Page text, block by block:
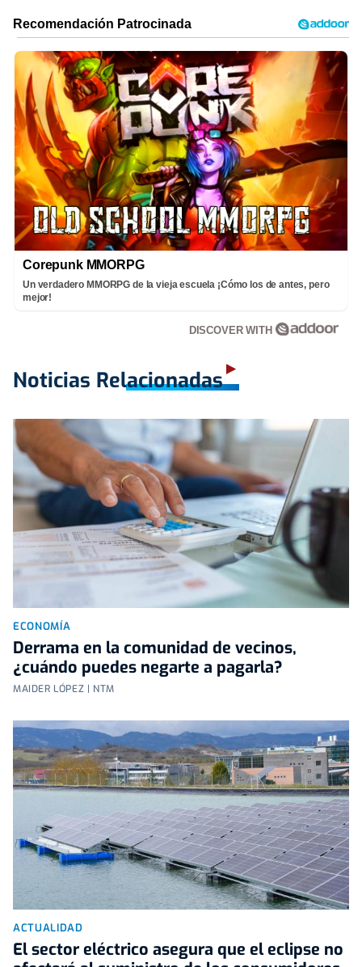
Corepunk MMORPG
Un verdadero MMORPG de la vieja escuela ¡Cómo los de antes, pero
mejor!
DISCOVER WITH
Noticias Relacionadas
ECONOMÍA
Derrama en la comunidad de vecinos,
¿cuándo puedes negarte a pagarla?
MAIDER LÓPEZ | NTM
ACTUALIDAD
El sector eléctrico asegura que el eclipse no